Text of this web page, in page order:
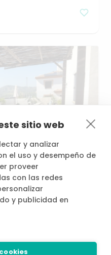
sitio web
y analizar
el uso y desempeño de
proveer
con las redes
y publicidad en